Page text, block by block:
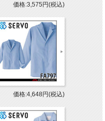
価格:3,575円(税込)
価格:4,648円(税込)